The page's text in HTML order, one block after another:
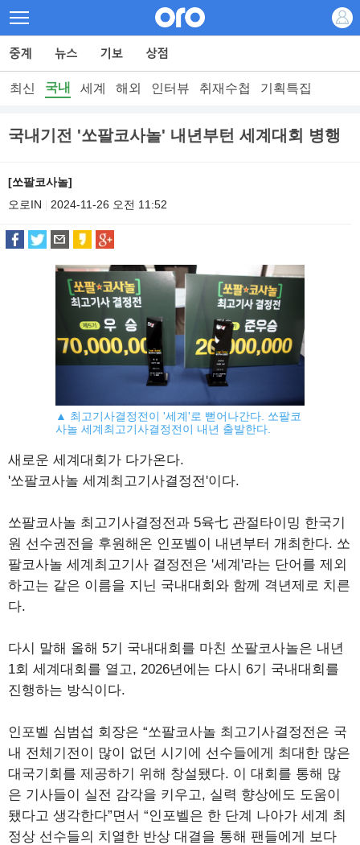
최신 국내 세계 해외 인터뷰 취재수첩 기획특집
국내기전 '쏘팔코사놀' 내년부턴 세계대회 병행
[쏘팔코사놀]
오로IN
2024-11-26 오전 11:52
▲ 최고기사결정전이 '세계'로 뻗어나간다. 쏘팔코
사놀 세계최고기사결정전이 내년 출발한다.
새로운 세계대회가 다가온다.
'쏘팔코사놀 세계최고기사결정전'이다.
쏘팔코사놀 최고기사결정전과 5육七 관절타이밍 한국기
원 선수권전을 후원해온 인포벨이 내년부터 개최한다. 쏘
팔코사놀 세계최고기사 결정전은 '세계'라는 단어를 제외
하고는 같은 이름을 지닌 국내대회와 함께 격년제로 치른
다.
다시 말해 올해 5기 국내대회를 마친 쏘팔코사놀은 내년
1회 세계대회를 열고, 2026년에는 다시 6기 국내대회를
진행하는 방식이다.
인포벨 심범섭 회장은 “쏘팔코사놀 최고기사결정전은 국
내 전체기전이 많이 없던 시기에 선수들에게 최대한 많은
대국기회를 제공하기 위해 창설됐다. 이 대회를 통해 많
은 기사들이 실전 감각을 키우고, 실력 향상에도 도움이
됐다고 생각한다”면서 “인포벨은 한 단계 나아가 세계 최
정상 선수들의 치열한 반상 대결을 통해 팬들에게 보다